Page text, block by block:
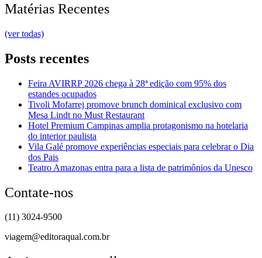
Matérias Recentes
(ver todas)
Posts recentes
Feira AVIRRP 2026 chega à 28ª edição com 95% dos
estandes ocupados
Tivoli Mofarrej promove brunch dominical exclusivo com
Mesa Lindt no Must Restaurant
Hotel Premium Campinas amplia protagonismo na hotelaria
do interior paulista
Vila Galé promove experiências especiais para celebrar o Dia
dos Pais
Teatro Amazonas entra para a lista de patrimônios da Unesco
Contate-nos
(11) 3024-9500
viagem@editoraqual.com.br